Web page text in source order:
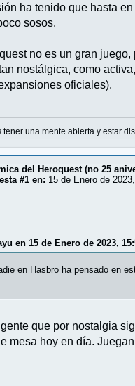
ha tenido que hasta
sosos.
no es un gran
nostálgica, como
oficiales).
tener una mente abierta y estar
del Heroquest (no 25
#1 en: 15 de Enero de
en 15 de Enero de 2023,
en Hasbro ha pensado en
que por nostalgia
mesa hoy en día.